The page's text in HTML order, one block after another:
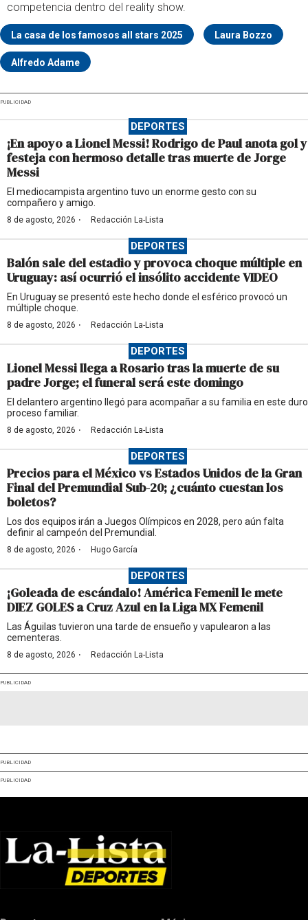
competencia dentro del reality show.
La casa de los famosos all stars 2025 Laura Bozzo
Alfredo Adame
PUBLICIDAD
DEPORTES
¡En apoyo a Lionel Messi! Rodrigo de Paul anota gol y
festeja con hermoso detalle tras muerte de Jorge
Messi
El mediocampista argentino tuvo un enorme gesto con su
compañero y amigo.
8 de agosto, 2026 · Redacción La-Lista
DEPORTES
Balón sale del estadio y provoca choque múltiple en
Uruguay: así ocurrió el insólito accidente VIDEO
En Uruguay se presentó este hecho donde el esférico provocó un
múltiple choque.
8 de agosto, 2026 · Redacción La-Lista
DEPORTES
Lionel Messi llega a Rosario tras la muerte de su
padre Jorge; el funeral será este domingo
El delantero argentino llegó para acompañar a su familia en este duro
proceso familiar.
8 de agosto, 2026 · Redacción La-Lista
DEPORTES
Precios para el México vs Estados Unidos de la Gran
Final del Premundial Sub-20; ¿cuánto cuestan los
boletos?
Los dos equipos irán a Juegos Olímpicos en 2028, pero aún falta
definir al campeón del Premundial.
8 de agosto, 2026 · Hugo García
DEPORTES
¡Goleada de escándalo! América Femenil le mete
DIEZ GOLES a Cruz Azul en la Liga MX Femenil
Las Águilas tuvieron una tarde de ensueño y vapulearon a las
cementeras.
8 de agosto, 2026 · Redacción La-Lista
PUBLICIDAD
PUBLICIDAD
PUBLICIDAD